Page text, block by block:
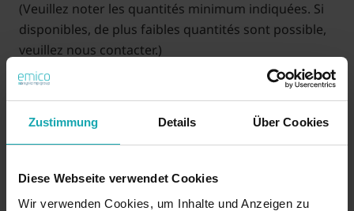
Zustimmung Details Über Cookies
Diese Webseite verwendet Cookies
Wir verwenden Cookies, um Inhalte und Anzeigen zu
(Veuillez noter les quantités minimum indiquées. Si
disponibles, de plus faibles quantités sont possible,
veuillez nous contacter.)
XXX (C) = longueur en mm (prix sur demande)
Exemple: 2 x 20 longueur 10,0 = 1620220-010
35 ANS d'emico : Bénéficiez d'une remise d'au moins de